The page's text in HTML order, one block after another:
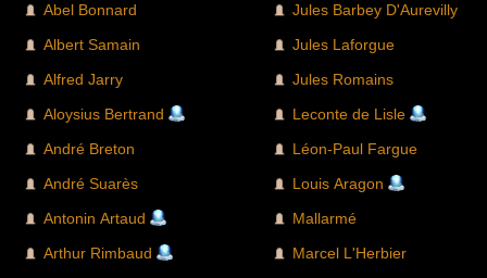
Abel Bonnard
Albert Samain
Alfred Jarry
Aloysius Bertrand
André Breton
André Suarès
Antonin Artaud
Arthur Rimbaud
Jules Barbey D'Aurevilly
Jules Laforgue
Jules Romains
Leconte de Lisle
Léon-Paul Fargue
Louis Aragon
Mallarmé
Marcel L'Herbier